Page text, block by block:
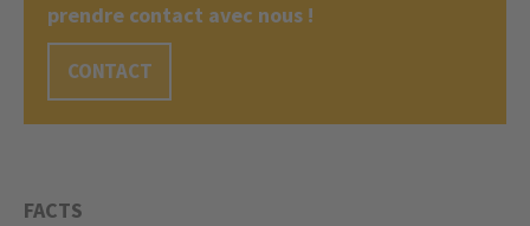
prendre contact avec nous !
CONTACT
FACTS